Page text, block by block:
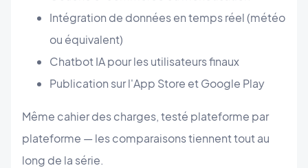
Intégration de données en temps réel (météo
ou équivalent)
Chatbot IA pour les utilisateurs finaux
Publication sur l'App Store et Google Play
Même cahier des charges, testé plateforme par
plateforme — les comparaisons tiennent tout au
long de la série.